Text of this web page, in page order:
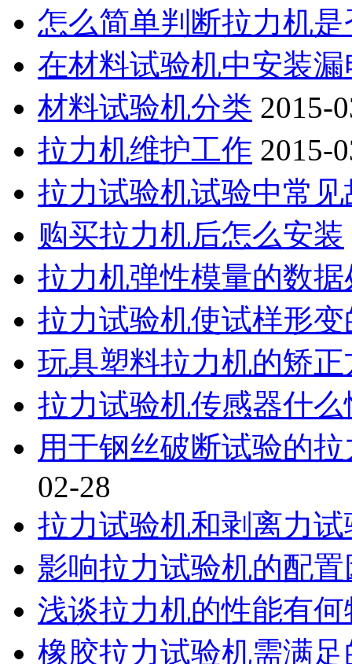
怎么简单判断拉力机
在材料试验机中安装
材料试验机分类 2015-
拉力机维护工作 2015-
拉力试验机试验中常
购买拉力机后怎么安装
拉力机弹性模量的数
拉力试验机使试样形
玩具塑料拉力机的矫
拉力试验机传感器什
用于钢丝破断试验的
02-28
拉力试验机和剥离力
影响拉力试验机的配置
浅谈拉力机的性能有何
橡胶拉力试验机需满